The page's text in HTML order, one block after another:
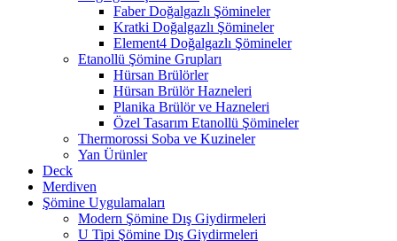
Faber Doğalgazlı Şömineler
Kratki Doğalgazlı Şömineler
Element4 Doğalgazlı Şömineler
Etanollü Şömine Grupları
Hürsan Brülörler
Hürsan Brülör Hazneleri
Planika Brülör ve Hazneleri
Özel Tasarım Etanollü Şömineler
Thermorossi Soba ve Kuzineler
Yan Ürünler
Deck
Merdiven
Şömine Uygulamaları
Modern Şömine Dış Giydirmeleri
U Tipi Şömine Dış Giydirmeleri